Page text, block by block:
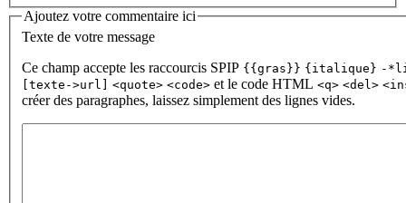
Ajoutez votre commentaire ici
Texte de votre message
Ce champ accepte les raccourcis SPIP {{gras}} {italique} -
[texte->url]
<quote> <code> et le code HTML <q> <del>
créer des paragraphes, laissez simplement des lignes vides.